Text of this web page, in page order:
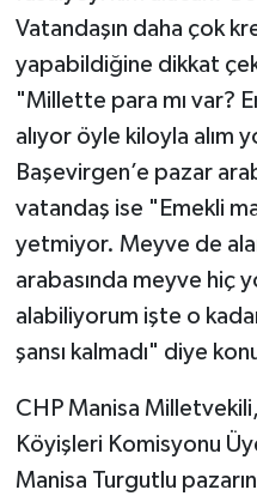
Vatandaşın daha çok
yapabildiğine dikkat
"Millette para mı var?
alıyor öyle kiloyla alım
Başevirgen’e pazar
vatandaş ise "Emekli
yetmiyor. Meyve de
arabasında meyve hiç
alabiliyorum işte o
şansı kalmadı" diye
CHP Manisa
Köyişleri Komisyonu
Manisa Turgutlu